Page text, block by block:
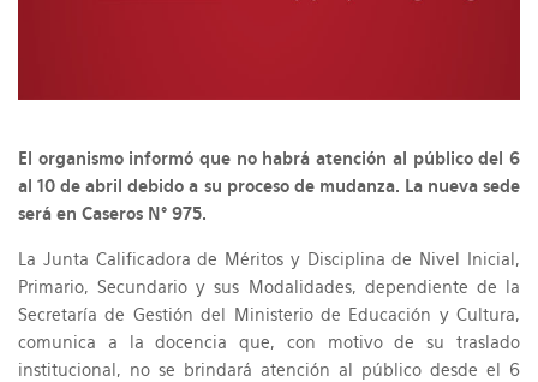
El organismo informó que no habrá atención al público del 6
al 10 de abril debido a su proceso de mudanza. La nueva sede
será en Caseros N° 975.
La Junta Calificadora de Méritos y Disciplina de Nivel Inicial,
Primario, Secundario y sus Modalidades, dependiente de la
Secretaría de Gestión del Ministerio de Educación y Cultura,
comunica a la docencia que, con motivo de su traslado
institucional, no se brindará atención al público desde el 6